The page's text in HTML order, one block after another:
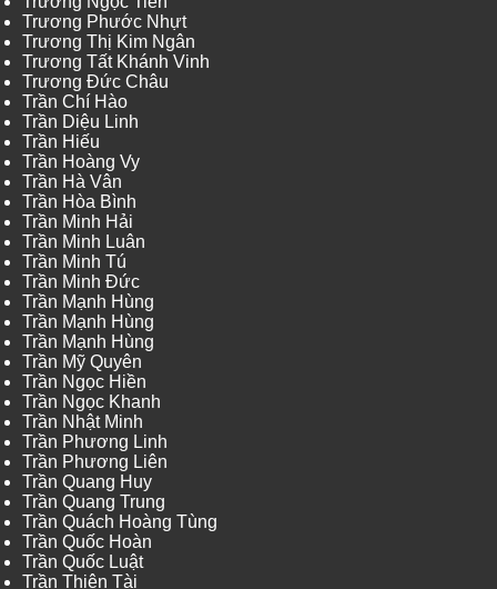
Trương Phước Nhựt
Trương Thị Kim Ngân
Trương Tất Khánh Vinh
Trương Đức Châu
Trần Chí Hào
Trần Diệu Linh
Trần Hiếu
Trần Hoàng Vy
Trần Hà Vân
Trần Hòa Bình
Trần Minh Hải
Trần Minh Luân
Trần Minh Tú
Trần Minh Đức
Trần Mạnh Hùng
Trần Mạnh Hùng
Trần Mạnh Hùng
Trần Mỹ Quyên
Trần Ngọc Hiền
Trần Ngọc Khanh
Trần Nhật Minh
Trần Phương Linh
Trần Phương Liên
Trần Quang Huy
Trần Quang Trung
Trần Quách Hoàng Tùng
Trần Quốc Hoàn
Trần Quốc Luật
Trần Thiện Tài